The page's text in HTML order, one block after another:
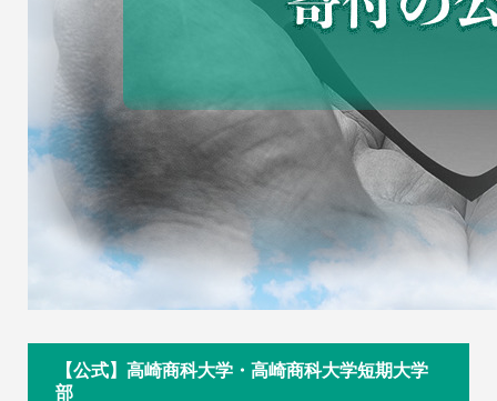
【公式】高崎商科大学・高崎商科大学短期大学
部